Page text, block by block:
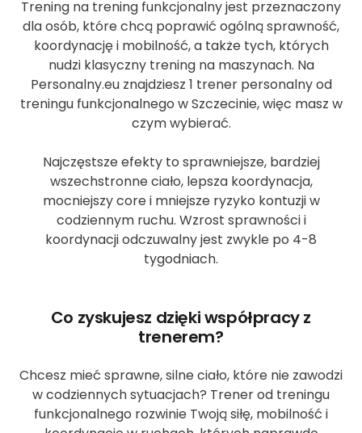
Trening na trening funkcjonalny jest przeznaczony
dla osób, które chcą poprawić ogólną sprawność,
koordynację i mobilność, a także tych, których
nudzi klasyczny trening na maszynach. Na
Personalny.eu znajdziesz 1 trener personalny od
treningu funkcjonalnego w Szczecinie, więc masz w
czym wybierać.
Najczęstsze efekty to sprawniejsze, bardziej
wszechstronne ciało, lepsza koordynacja,
mocniejszy core i mniejsze ryzyko kontuzji w
codziennym ruchu. Wzrost sprawności i
koordynacji odczuwalny jest zwykle po 4-8
tygodniach.
Co zyskujesz dzięki współpracy z
trenerem?
Chcesz mieć sprawne, silne ciało, które nie zawodzi
w codziennych sytuacjach? Trener od treningu
funkcjonalnego rozwinie Twoją siłę, mobilność i